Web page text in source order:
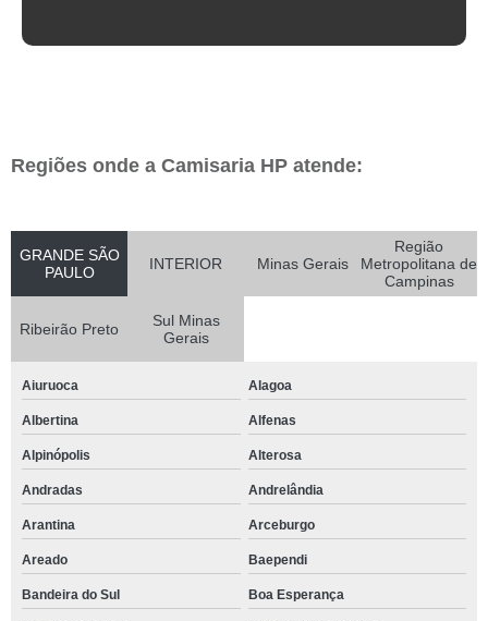
Regiões onde a Camisaria HP atende:
GRANDE SÃO
PAULO
INTERIOR Minas Gerais
Região
Metropolitana de
Campinas
Ribeirão Preto
Sul Minas
Gerais
Aiuruoca Alagoa
Albertina Alfenas
Alpinópolis Alterosa
Andradas Andrelândia
Arantina Arceburgo
Areado Baependi
Bandeira do Sul Boa Esperança